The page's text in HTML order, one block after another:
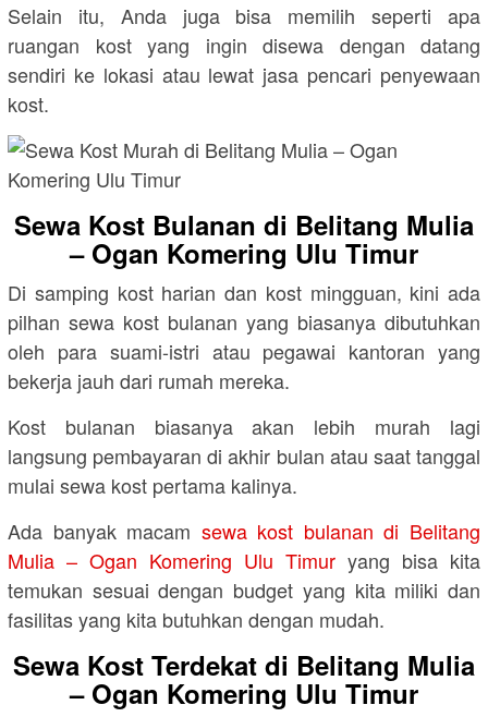
Selain itu, Anda juga bisa memilih seperti apa
ruangan kost yang ingin disewa dengan datang
sendiri ke lokasi atau lewat jasa pencari penyewaan
kost.
Sewa Kost Bulanan di Belitang Mulia
– Ogan Komering Ulu Timur
Di samping kost harian dan kost mingguan, kini ada
pilhan sewa kost bulanan yang biasanya dibutuhkan
oleh para suami-istri atau pegawai kantoran yang
bekerja jauh dari rumah mereka.
Kost bulanan biasanya akan lebih murah lagi
langsung pembayaran di akhir bulan atau saat tanggal
mulai sewa kost pertama kalinya.
Ada banyak macam sewa kost bulanan di Belitang
Mulia – Ogan Komering Ulu Timur yang bisa kita
temukan sesuai dengan budget yang kita miliki dan
fasilitas yang kita butuhkan dengan mudah.
Sewa Kost Terdekat di Belitang Mulia
– Ogan Komering Ulu Timur